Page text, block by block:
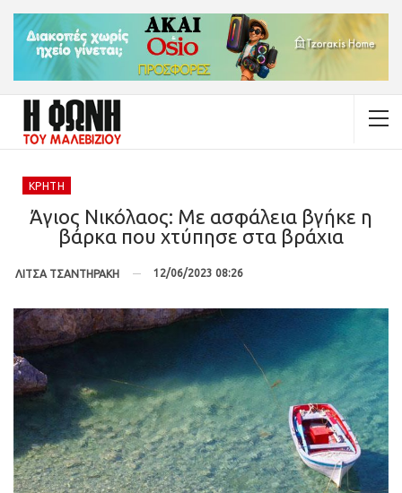
ΚΡΉΤΗ
Άγιος Νικόλαος: Με ασφάλεια βγήκε η
βάρκα που χτύπησε στα βράχια
ΛΙΤΣΑ ΤΣΑΝΤΗΡΑΚΗ 12/06/2023 08:26